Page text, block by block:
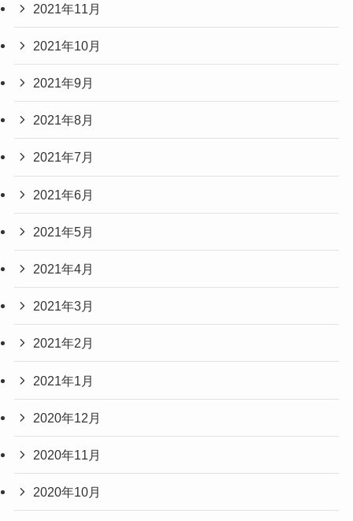
2021年11月
2021年10月
2021年9月
2021年8月
2021年7月
2021年6月
2021年5月
2021年4月
2021年3月
2021年2月
2021年1月
2020年12月
2020年11月
2020年10月